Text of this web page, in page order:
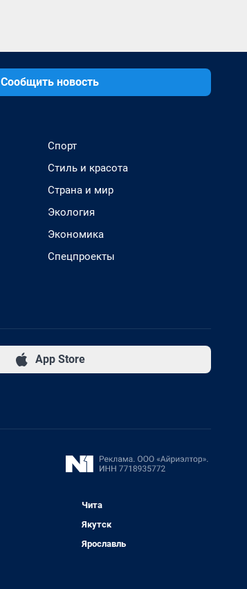
Сообщить новость
Спорт
Стиль и красота
Страна и мир
Экология
Экономика
Спецпроекты
App Store
Чита
Якутск
Ярославль